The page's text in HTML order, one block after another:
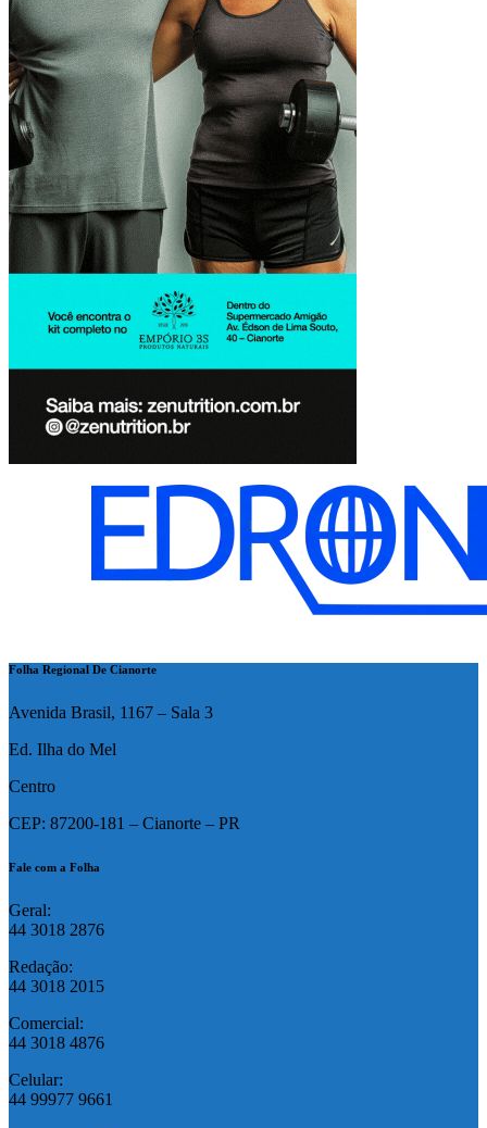
Folha Regional De Cianorte
Avenida Brasil, 1167 – Sala 3
Ed. Ilha do Mel
Centro
CEP: 87200-181 – Cianorte – PR
Fale com a Folha
Geral:
44 3018 2876
Redação:
44 3018 2015
Comercial:
44 3018 4876
Celular:
44 99977 9661